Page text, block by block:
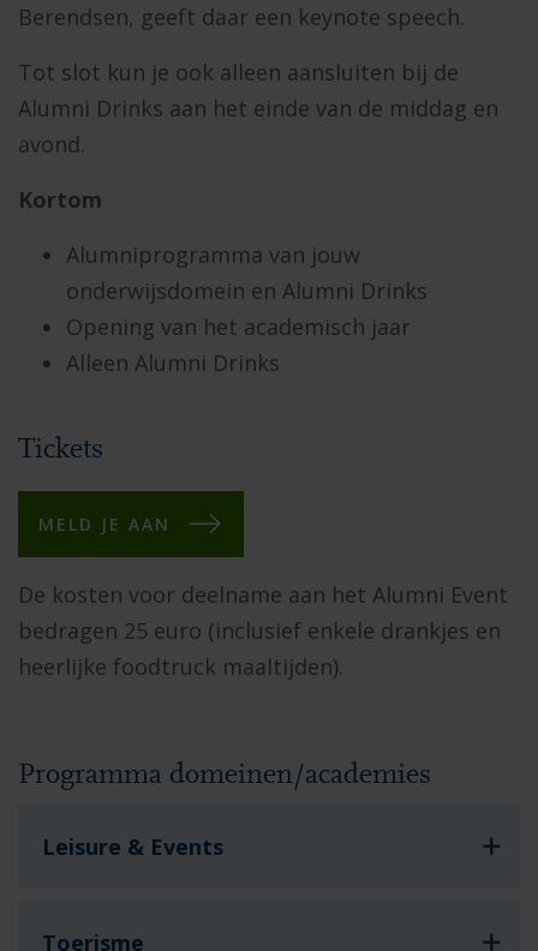
Berendsen, geeft daar een keynote speech.
Tot slot kun je ook alleen aansluiten bij de
Alumni Drinks aan het einde van de middag en
avond.
Kortom
Alumniprogramma van jouw
onderwijsdomein en Alumni Drinks
Opening van het academisch jaar
Alleen Alumni Drinks
Tickets
MELD JE AAN
De kosten voor deelname aan het Alumni Event
bedragen 25 euro (inclusief enkele drankjes en
heerlijke foodtruck maaltijden).
Programma domeinen/academies
Leisure & Events
Toerisme